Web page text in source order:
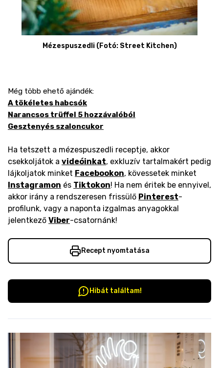
Mézespuszedli (Fotó: Street Kitchen)
Még több ehető ajándék:
A tökéletes habcsók
Narancsos trüffel 5 hozzávalóból
Gesztenyés szaloncukor
Ha tetszett a mézespuszedli receptje, akkor
csekkoljátok a videóinkat, exkluzív tartalmakért pedig
lájkoljatok minket Facebookon, kövessetek minket
Instagramon és Tiktokon! Ha nem éritek be ennyivel,
akkor irány a rendszeresen frissülő Pinterest-
profilunk, vagy a naponta izgalmas anyagokkal
jelentkező Viber-csatornánk!
Recept nyomtatása
Hibát találtam!